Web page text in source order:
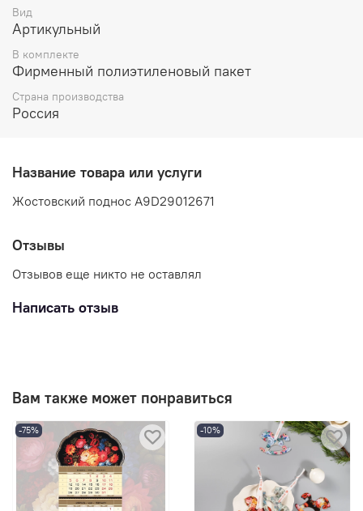
Вид
Артикульный
В комплекте
Фирменный полиэтиленовый пакет
Страна производства
Россия
Название товара или услуги
Жостовский поднос A9D29012671
Отзывы
Отзывов еще никто не оставлял
Написать отзыв
Вам также может понравиться
-75% -10%